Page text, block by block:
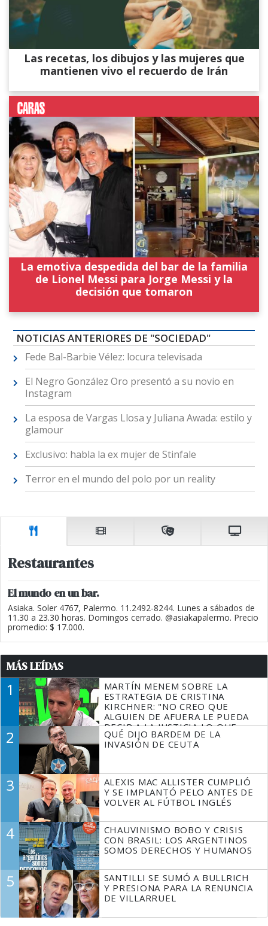
Las recetas, los dibujos y las mujeres que
mantienen vivo el recuerdo de Irán
La emotiva despedida del bar de la familia
de Lionel Messi para Jorge Messi y la
decisión que tomaron
NOTICIAS ANTERIORES DE "SOCIEDAD"
Fede Bal-Barbie Vélez: locura televisada
El Negro González Oro presentó a su novio en
Instagram
La esposa de Vargas Llosa y Juliana Awada: estilo y
glamour
Exclusivo: habla la ex mujer de Stinfale
Terror en el mundo del polo por un reality
Restaurantes
El mundo en un bar.
Asiaka. Soler 4767, Palermo. 11.2492-8244. Lunes a sábados de
11.30 a 23.30 horas. Domingos cerrado. @asiakapalermo. Precio
promedio: $ 17.000.
MÁS LEÍDAS
1
MARTÍN MENEM SOBRE LA
ESTRATEGIA DE CRISTINA
KIRCHNER: "NO CREO QUE
ALGUIEN DE AFUERA LE PUEDA
DECIR A LA JUSTICIA LO QUE
TIENE QUE HACER"
2
QUÉ DIJO BARDEM DE LA
INVASIÓN DE CEUTA
3
ALEXIS MAC ALLISTER CUMPLIÓ
Y SE IMPLANTÓ PELO ANTES DE
VOLVER AL FÚTBOL INGLÉS
4
CHAUVINISMO BOBO Y CRISIS
CON BRASIL: LOS ARGENTINOS
SOMOS DERECHOS Y HUMANOS
5
SANTILLI SE SUMÓ A BULLRICH
Y PRESIONA PARA LA RENUNCIA
DE VILLARRUEL